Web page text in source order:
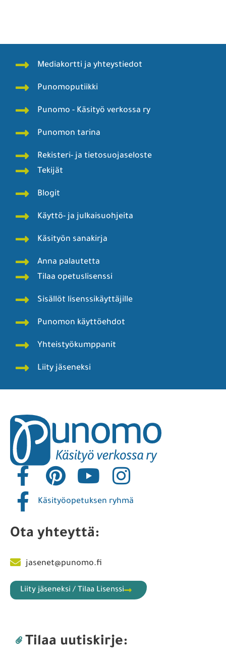
Mediakortti ja yhteystiedot
Punomoputiikki
Punomo - Käsityö verkossa ry
Punomon tarina
Rekisteri- ja tietosuojaseloste
Tekijät
Blogit
Käyttö- ja julkaisuohjeita
Käsityön sanakirja
Anna palautetta
Tilaa opetuslisenssi
Sisällöt lisenssikäyttäjille
Punomon käyttöehdot
Yhteistyökumppanit
Liity jäseneksi
Käsityöopetuksen ryhmä
Ota yhteyttä:
jasenet@punomo.fi
Liity jäseneksi / Tilaa Lisenssi
Tilaa uutiskirje: